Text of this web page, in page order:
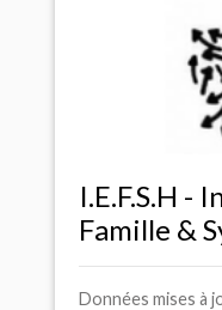
I.E.F.S.H -
Famille &
Données mises à